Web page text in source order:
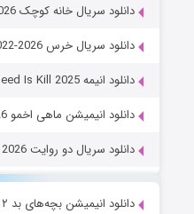
دانلود سریال خانه کوچک Little House on the Prairie 2026
دانلود سریال خرس The Bear 2022-2026
دانلود انیمه All You Need Is Kill 2025
دانلود انیمیشن ماهی اخمو The Pout-Pout Fish 2026
دانلود سریال دو روایت His & Hers 2026
دانلود انیمیشن بچه‌های بد ۲ The Bad Guys 2 (2025)